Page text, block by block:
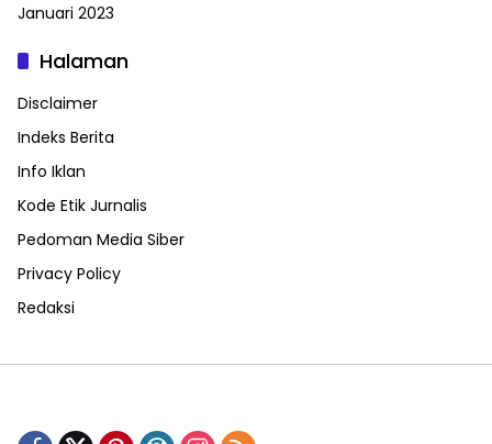
Januari 2023
Halaman
Disclaimer
Indeks Berita
Info Iklan
Kode Etik Jurnalis
Pedoman Media Siber
Privacy Policy
Redaksi